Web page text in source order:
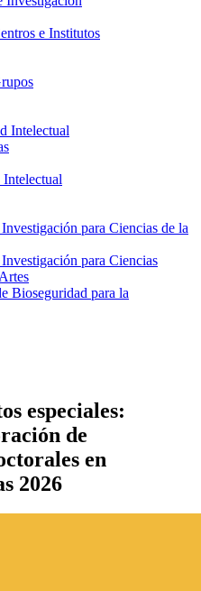
e Institutos
Intelectual
para Ciencias de la
para Ciencias
Bioseguridad para la
especiales:
de
en
2026